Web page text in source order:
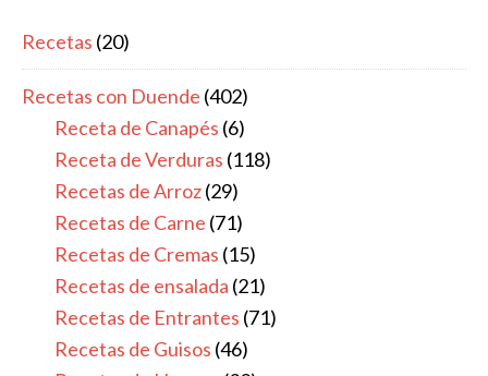
Recetas (20)
Recetas con Duende (402)
Receta de Canapés (6)
Receta de Verduras (118)
Recetas de Arroz(29)
Recetas de Carne (71)
Recetas de Cremas (15)
Recetas de ensalada (21)
Recetas de Entrantes (71)
Recetas de Guisos (46)